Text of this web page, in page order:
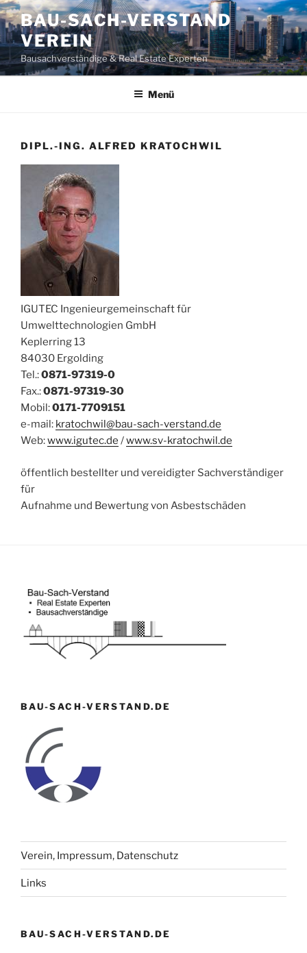
Zum
Inhalt
springen
BAU-SACH-VERSTAND
VEREIN
Bausachverständige & Real Estate Experten
Menü
DIPL.-ING. ALFRED KRATOCHWIL
IGUTEC Ingenieurgemeinschaft für
Umwelttechnologien GmbH
Keplerring 13
84030 Ergolding
Tel.:0871-97319-0
Fax.:0871-97319-30
Mobil:0171-7709151
e-mail: kratochwil@bau-sach-verstand.de
Web:www.igutec.de /www.sv-kratochwil.de
öffentlich bestellter und vereidigter Sachverständiger
für
Aufnahme und Bewertung von Asbestschäden
BAU-SACH-VERSTAND.DE
Verein, Impressum, Datenschutz
Links
BAU-SACH-VERSTAND.DE